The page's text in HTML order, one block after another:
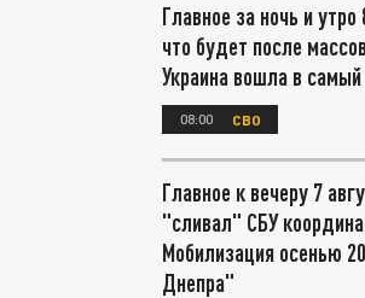
Главное за ночь и
что будет после
Украина вошла в
08:00 СВО
Главное к вечеру 7
"сливал" СБУ
Мобилизация осенью
Днепра"